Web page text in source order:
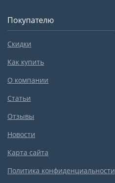
Покупателю
Скидки
Как купить
О компании
Статьи
Отзывы
Новости
Карта сайта
Политика конфиденциальности